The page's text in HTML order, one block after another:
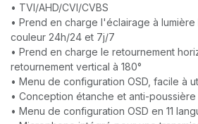
• TVI/AHD/CVI/CVBS
• Prend en charge l'éclairage à lumière
couleur 24h/24 et 7j/7
• Prend en charge le retournement
retournement vertical à 180°
• Menu de configuration OSD, facile à
• Conception étanche et anti-poussière
• Menu de configuration OSD en 11